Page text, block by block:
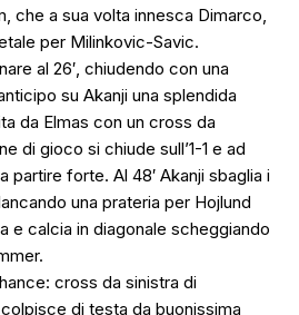
che a sua volta innesca Dimarco,
per Milinkovic-Savic.
al 26′, chiudendo con una
su Akanji una splendida
da Elmas con un cross da
di gioco si chiude sull’1-1 e ad
partire forte. Al 48′ Akanji sbaglia i
una prateria per Hojlund
e calcia in diagonale scheggiando
cross da sinistra di
di testa da buonissima